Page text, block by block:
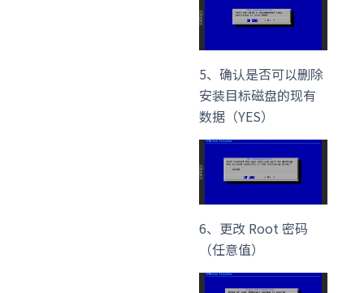
5、确认是否可以删除
安装目标磁盘的现有
数据（YES）
6、更改 Root 密码
（任意值）